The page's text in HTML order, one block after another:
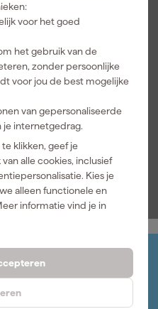
voor het goed
het gebruik van de
zonder persoonlijke
voor jou de best mogelijke
van gepersonaliseerde
je internetgedrag.
klikken, geef je
alle cookies, inclusief
Kies je
alleen functionele en
informatie vind je in
goed
en gegevens